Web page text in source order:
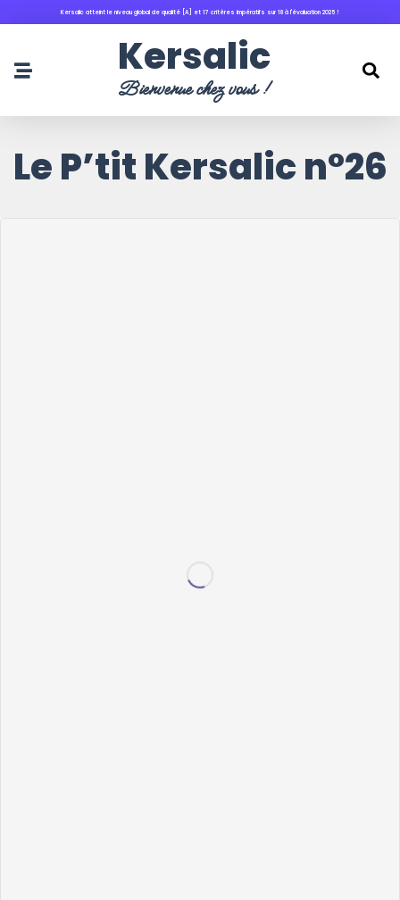
principalKersalic atteint le niveau global de qualité [A] et 17 critères impératifs sur 18 à l'évaluation 2025 !
Kersalic
Bienvenue chez vous !
Le P’tit Kersalic n°26